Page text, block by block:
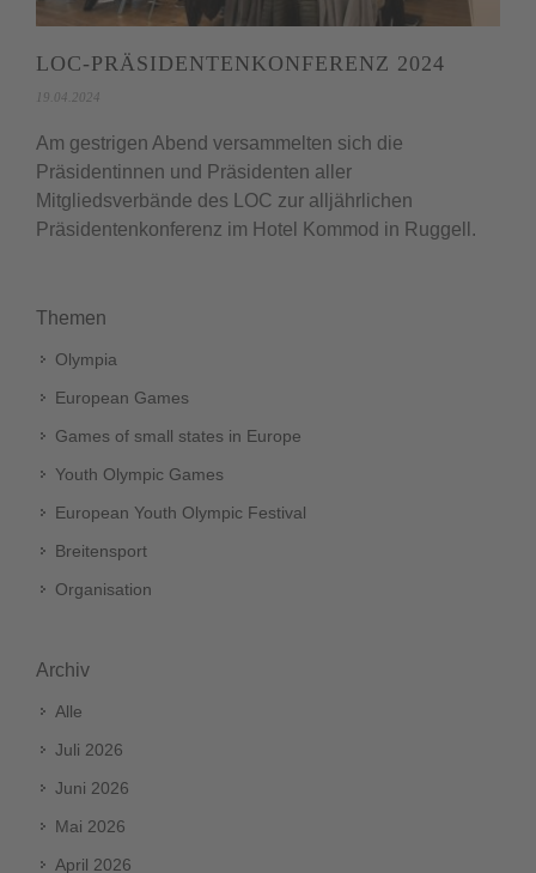
LOC-PRÄSIDENTENKONFERENZ 2024
19.04.2024
Am gestrigen Abend versammelten sich die
Präsidentinnen und Präsidenten aller
Mitgliedsverbände des LOC zur alljährlichen
Präsidentenkonferenz im Hotel Kommod in Ruggell.
Themen
Olympia
European Games
Games of small states in Europe
Youth Olympic Games
European Youth Olympic Festival
Breitensport
Organisation
Archiv
Alle
Juli 2026
Juni 2026
Mai 2026
April 2026